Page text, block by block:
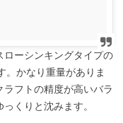
ローシンキングタイプの
。かなり重量がありま
フトの精度が高いバラ
くりと沈みます。